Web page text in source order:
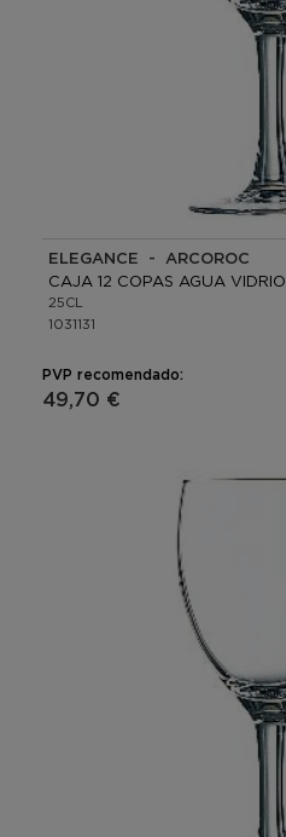
ELEGANCE - ARCOROC
CAJA 12 COPAS AGUA VIDRIO
25CL
1031131
PVP recomendado:
49,70 €